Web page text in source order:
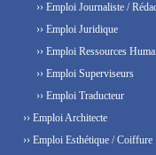
›› Emploi Journaliste /
›› Emploi Juridique
›› Emploi Ressources
›› Emploi Superviseurs
›› Emploi Traducteur
›› Emploi Architecte
›› Emploi Esthétique / Coiffure